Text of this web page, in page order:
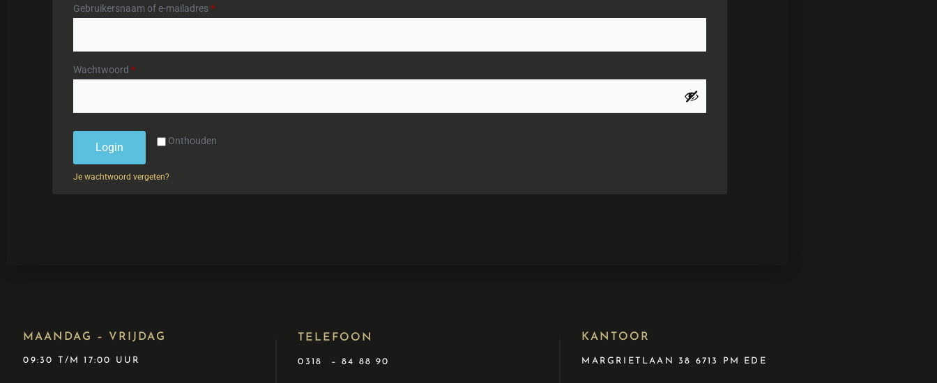
Gebruikersnaam of e-mailadres*
Wachtwoord *
Onthouden
Login
Je wachtwoord vergeten?
MAANDAG – VRIJDAG
09:30 T/M 17:00 UUR
TELEFOON
0318 – 84 88 90
KANTOOR
MARGRIETLAAN 38 6713 PM EDE